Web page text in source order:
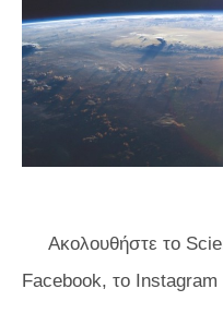
Ακολουθήστε το
Facebook, το Instagram